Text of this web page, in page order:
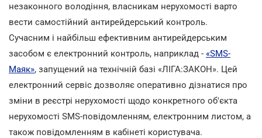
незаконного володіння, власникам нерухомості варто
вести самостійний антирейдерський контроль.
Сучасним і найбільш ефективним антирейдерським
засобом є електронний контроль, наприклад - «SMS-
Маяк», запущений на технічній базі «ЛІГА:ЗАКОН». Цей
електронний сервіс дозволяє оперативно дізнатися про
зміни в реєстрі нерухомості щодо конкретного об'єкта
нерухомості SMS-повідомленням, електронним листом, а
також повідомленням в кабінеті користувача.